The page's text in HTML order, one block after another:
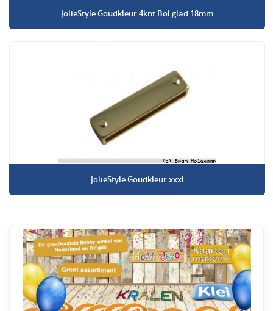
JolieStyle Goudkleur 4knt Bol glad 18mm
JolieStyle Goudkleur xxxl